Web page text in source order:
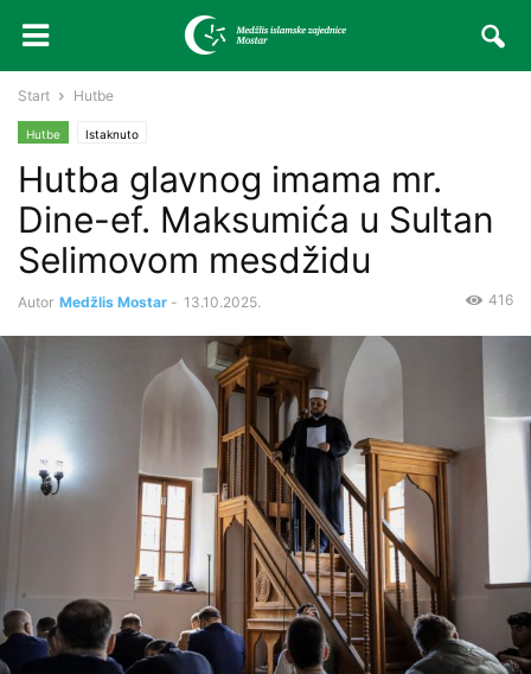
Start Hutbe
Hutbe Istaknuto
Hutba glavnog imama mr.
Dine-ef. Maksumića u Sultan
Selimovom mesdžidu
Autor Medžlis Mostar - 13.10.2025. 416